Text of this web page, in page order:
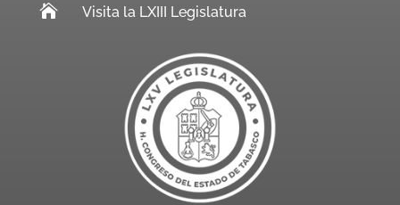
 Visita la LXIII Legislatura